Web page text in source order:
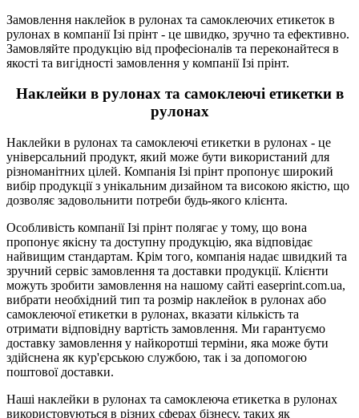
Замовлення наклейок в рулонах та самоклеючих етикеток в
рулонах в компанії Ізі прінт - це швидко, зручно та ефективно.
Замовляйте продукцію від професіоналів та переконайтеся в
якості та вигідності замовлення у компанії Ізі прінт.
Наклейки в рулонах та самоклеючі етикетки в
рулонах
Наклейки в рулонах та самоклеючі етикетки в рулонах - це
універсальний продукт, який може бути використаний для
різноманітних цілей. Компанія Ізі прінт пропонує широкий
вибір продукції з унікальним дизайном та високою якістю, що
дозволяє задовольнити потреби будь-якого клієнта.
Особливість компанії Ізі прінт полягає у тому, що вона
пропонує якісну та доступну продукцію, яка відповідає
найвищим стандартам. Крім того, компанія надає швидкий та
зручний сервіс замовлення та доставки продукції. Клієнти
можуть зробити замовлення на нашому сайті easeprint.com.ua,
вибрати необхідний тип та розмір наклейок в рулонах або
самоклеючої етикетки в рулонах, вказати кількість та
отримати відповідну вартість замовлення. Ми гарантуємо
доставку замовлення у найкоротші терміни, яка може бути
здійснена як кур'єрською службою, так і за допомогою
поштової доставки.
Наші наклейки в рулонах та самоклеюча етикетка в рулонах
використовуються в різних сферах бізнесу, таких як